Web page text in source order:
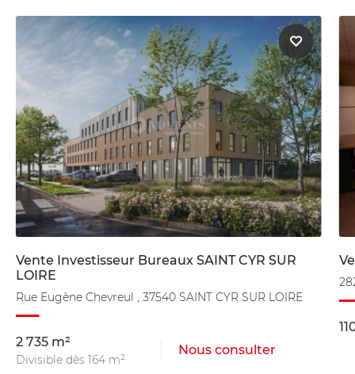
Vente Investisseur Bureaux SAINT CYR SUR
LOIRE
Rue Eugène Chevreul , 37540 SAINT CYR SUR LOIRE
2 735 m²
Divisible dès 164 m²
Nous consulter